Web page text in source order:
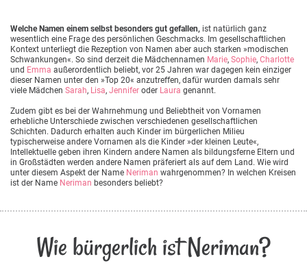
Welche Namen einem selbst besonders gut gefallen, ist natürlich ganz
wesentlich eine Frage des persönlichen Geschmacks. Im gesellschaftlichen
Kontext unterliegt die Rezeption von Namen aber auch starken »modischen
Schwankungen«. So sind derzeit die Mädchennamen Marie, Sophie, Charlotte
und Emma außerordentlich beliebt, vor 25 Jahren war dagegen kein einziger
dieser Namen unter den »Top 20« anzutreffen, dafür wurden damals sehr
viele Mädchen Sarah, Lisa, Jennifer oder Laura genannt.
Zudem gibt es bei der Wahrnehmung und Beliebtheit von Vornamen
erhebliche Unterschiede zwischen verschiedenen gesellschaftlichen
Schichten. Dadurch erhalten auch Kinder im bürgerlichen Milieu
typischerweise andere Vornamen als die Kinder »der kleinen Leute«,
Intellektuelle geben ihren Kindern andere Namen als bildungsferne Eltern und
in Großstädten werden andere Namen präferiert als auf dem Land. Wie wird
unter diesem Aspekt der Name Neriman wahrgenommen? In welchen Kreisen
ist der Name Neriman besonders beliebt?
Wie bürgerlich ist Neriman?